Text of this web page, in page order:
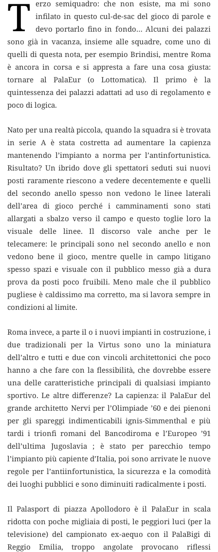
T erzo semiquadro: che non esiste, ma mi sono
infilato in questo cul-de-sac del gioco di parole e
devo portarlo fino in fondo… Alcuni dei palazzi
sono già in vacanza, insieme alle squadre, come uno di
quelli di questa nota, per esempio Brindisi, mentre Roma
è ancora in corsa e si appresta a fare una cosa giusta:
tornare al PalaEur (o Lottomatica). Il primo è la
quintessenza dei palazzi adattati ad uso di regolamento e
poco di logica.
Nato per una realtà piccola, quando la squadra si è trovata
in serie A è stata costretta ad aumentare la capienza
mantenendo l’impianto a norma per l’antinfortunistica.
Risultato? Un ibrido dove gli spettatori seduti sui nuovi
posti raramente riescono a vedere decentemente e quelli
del secondo anello spesso non vedono le linee laterali
dell’area di gioco perché i camminamenti sono stati
allargati a sbalzo verso il campo e questo toglie loro la
visuale delle linee. Il discorso vale anche per le
telecamere: le principali sono nel secondo anello e non
vedono bene il gioco, mentre quelle in campo litigano
spesso spazi e visuale con il pubblico messo già a dura
prova da posti poco fruibili. Meno male che il pubblico
pugliese è caldissimo ma corretto, ma si lavora sempre in
condizioni al limite.
Roma invece, a parte il o i nuovi impianti in costruzione, i
due tradizionali per la Virtus sono uno la miniatura
dell’altro e tutti e due con vincoli architettonici che poco
hanno a che fare con la flessibilità, che dovrebbe essere
una delle caratteristiche principali di qualsiasi impianto
sportivo. Le altre differenze? La capienza: il PalaEur del
grande architetto Nervi per l’Olimpiade ’60 e dei pienoni
per gli spareggi indimenticabili ignis-Simmenthal e più
tardi i trionfi romani del Bancodiroma e l’Europeo ’91
dell’ultima Jugoslavia ; è stato per parecchio tempo
l’impianto più capiente d’Italia, poi sono arrivate le nuove
regole per l’antiinfortunistica, la sicurezza e la comodità
dei luoghi pubblici e sono diminuiti radicalmente i posti.
Il Palasport di piazza Apollodoro è il PalaEur in scala
ridotta con poche migliaia di posti, le peggiori luci (per la
televisione) del campionato ex-aequo con il PalaBigi di
Reggio Emilia, troppo angolate provocano riflessi